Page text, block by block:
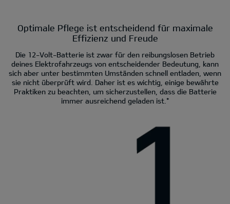
Optimale Pflege ist entscheidend für maximale
Effizienz und Freude
Die 12-Volt-Batterie ist zwar für den reibungslosen Betrieb
deines Elektrofahrzeugs von entscheidender Bedeutung, kann
sich aber unter bestimmten Umständen schnell entladen, wenn
sie nicht überprüft wird. Daher ist es wichtig, einige bewährte
Praktiken zu beachten, um sicherzustellen, dass die Batterie
immer ausreichend geladen ist.*